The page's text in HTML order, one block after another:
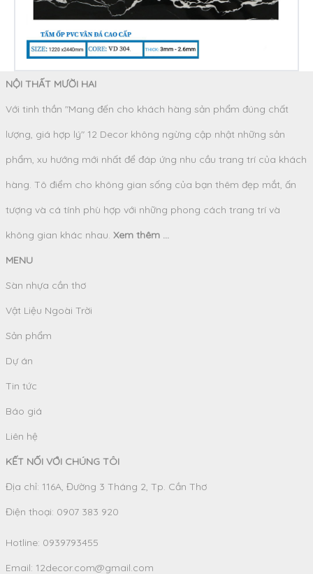
NỘI THẤT MƯỜI HAI
Với tinh thần "Mang đến cho khách hàng sản phẩm đúng chất
lượng, giá hợp lý" 12 Decor không ngừng cập nhật những sản
phẩm, xu hướng mới nhất để đáp ứng nhu cầu trang trí của khách
hàng. Tô điểm cho không gian sống của bạn thêm đẹp mắt, ấn
tượng và cá tính phù hợp với những phong cách trang trí và
không gian khác nhau. Xem thêm ...
MENU
Sàn nhựa cần thơ
Vật Liệu Ngoài Trời
Sản phẩm
Dự án
Tin tức
Báo giá
Liên hệ
KẾT NỐI VỚI CHÚNG TÔI
Địa chỉ: 116A, Đường 3 Tháng 2, Tp. Cần Thơ
Điện thoại: 0907 383 920
Hotline: 0939793455
Email: 12decor.com@gmail.com